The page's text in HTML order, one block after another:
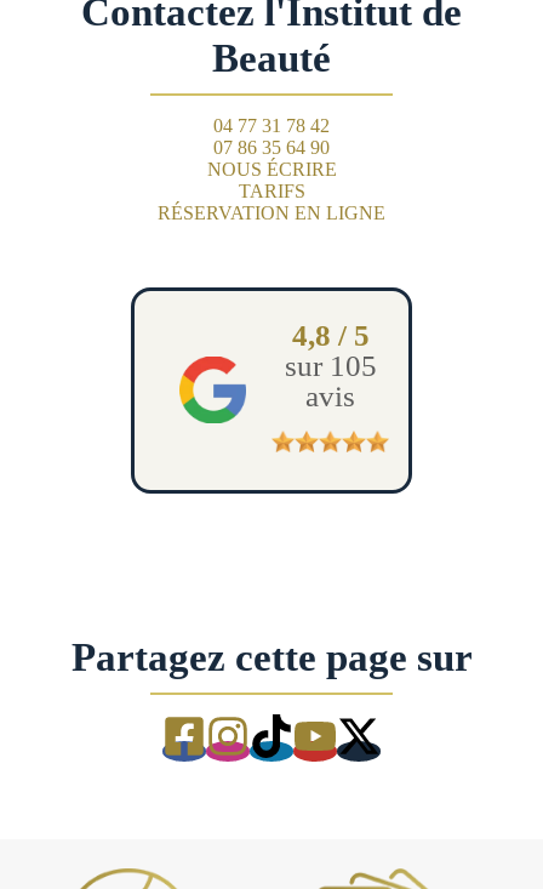
Contactez l'Institut de
Beauté
04 77 31 78 42
07 86 35 64 90
NOUS ÉCRIRE
TARIFS
RÉSERVATION EN LIGNE
4,8 / 5
sur 105
avis
Partagez cette page sur